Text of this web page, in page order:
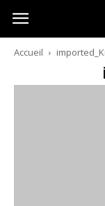
Australia-
australie.com
Accueil